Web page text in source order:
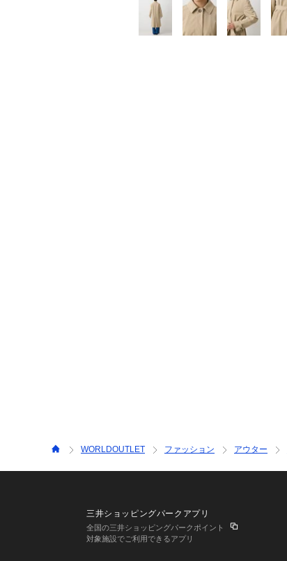
WORLDOUTLET ファッション アウター
三井ショッピングパークアプリ
全国の三井ショッピングパークポイント
対象施設でご利用できるアプリ